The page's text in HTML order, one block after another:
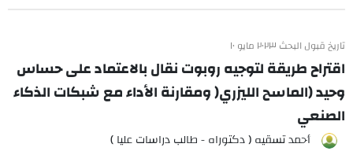
تاريخ قبول البحث ٢٠٢٣ مايو ١٠
اقتراح طريقة لتوجيه روبوت نقال بالاعتماد على حساس
وحيد (الماسح الليزري( ومقارنة الأداء مع شبكات الذكاء
الصنعي
أحمد تسقيه ( دكتوراه - طالب دراسات عليا )